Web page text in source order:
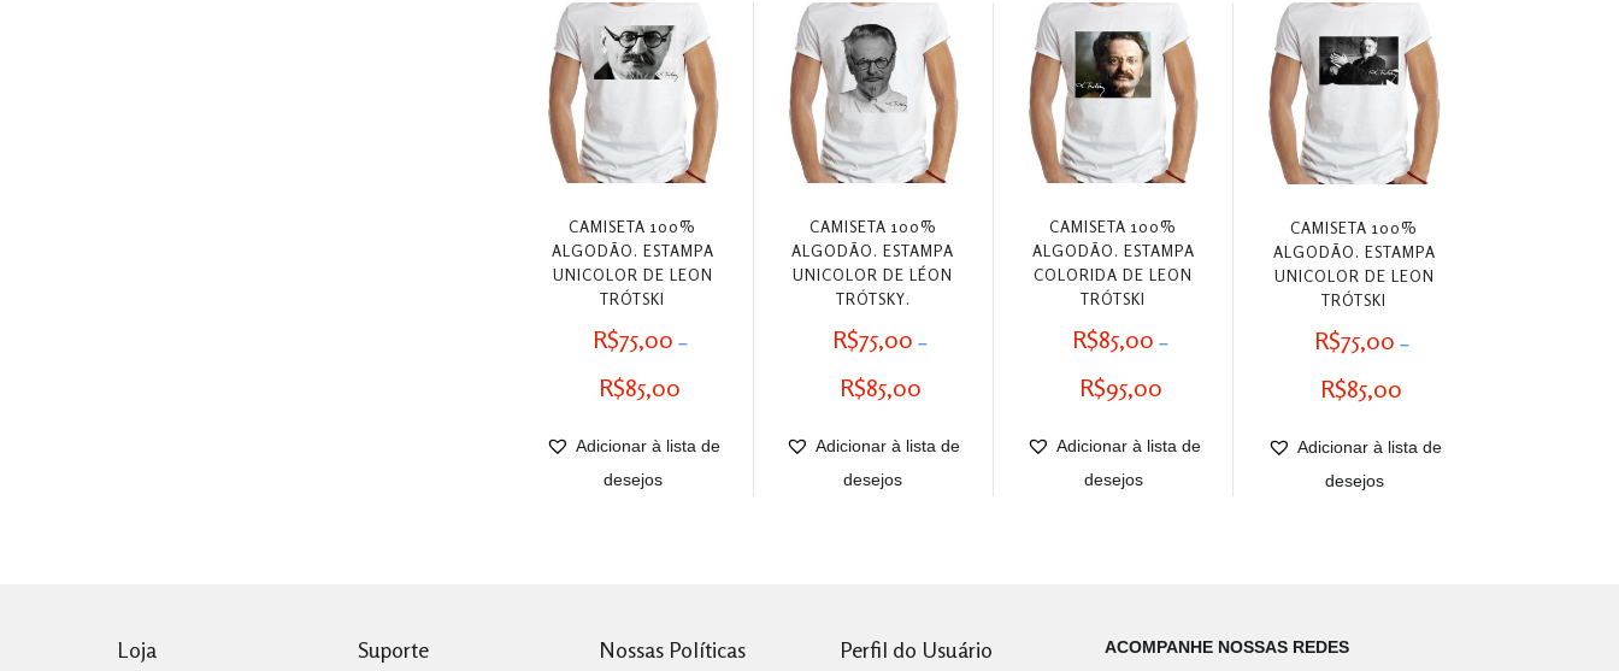
CAMISETA 100%
ALGODÃO. ESTAMPA
UNICOLOR DE LEON
TRÓTSKI
R$75,00 –
R$85,00
preço:
Adicionar à lista de
desejos
CAMISETA 100%
ALGODÃO. ESTAMPA
UNICOLOR DE LÉON
TRÓTSKY.
R$75,00 –
R$85,00
preço:
Adicionar à lista de
desejos
CAMISETA 100%
ALGODÃO. ESTAMPA
COLORIDA DE LEON
TRÓTSKI
R$85,00 –
R$95,00
preço:
Adicionar à lista de
desejos
CAMISETA 100%
ALGODÃO. ESTAMPA
UNICOLOR DE LEON
TRÓTSKI
R$75,00 –
R$85,00
preço:
Adicionar à lista de
desejos
Loja Suporte Nossas Políticas Perfil do Usuário ACOMPANHE NOSSAS REDES